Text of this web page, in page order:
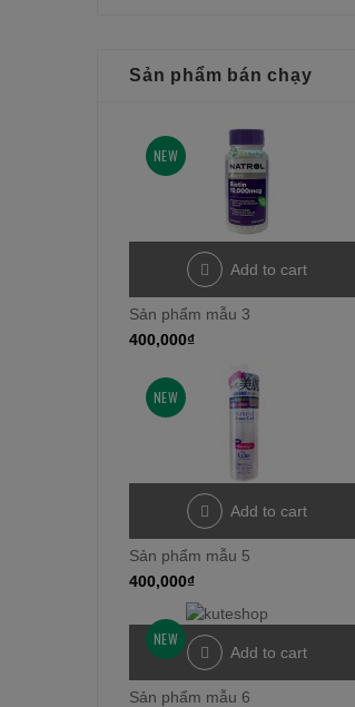
Sản phẩm bán chạy
NEW
Add to cart
Sản phẩm mẫu 3
400,000₫
NEW
Add to cart
Sản phẩm mẫu 5
400,000₫
NEW
Add to cart
Sản phẩm mẫu 6